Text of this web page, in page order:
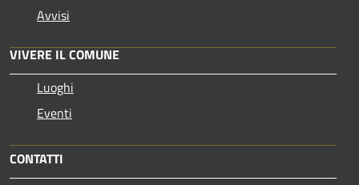
Avvisi
VIVERE IL COMUNE
Luoghi
Eventi
CONTATTI